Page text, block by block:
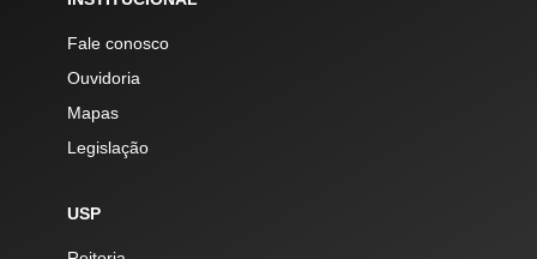
Fale conosco
Ouvidoria
Mapas
Legislação
USP